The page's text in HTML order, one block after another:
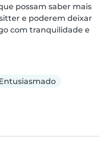
possam saber mais
e poderem deixar
com tranquilidade e